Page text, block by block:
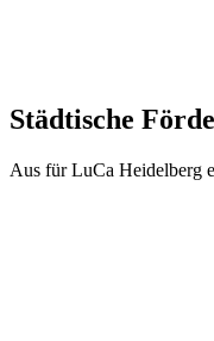
Städtische
Aus für LuCa Heidelberg